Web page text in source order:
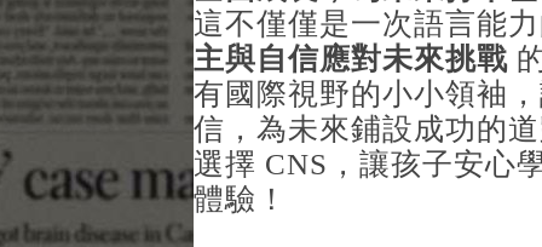
這不僅僅是一次語言能
主與自信應對未來挑戰
有國際視野的小小領袖
信，為未來鋪設成功的
選擇 CNS，讓孩子安心
體驗！